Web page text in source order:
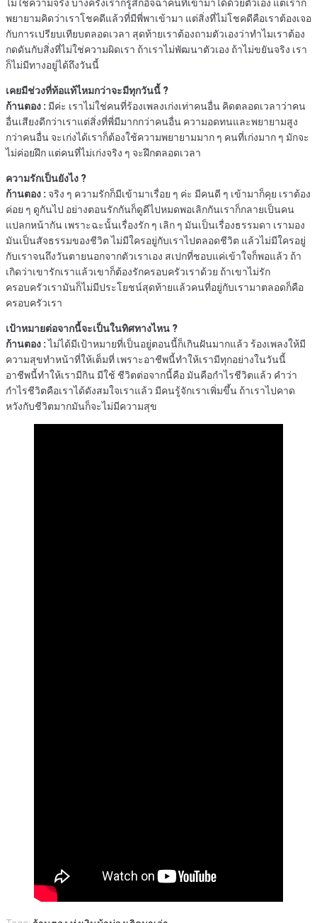
ไม่ใช่ความจริง บางครั้งเราก็รู้สึกอิจฉาคนที่เข้ามาได้ด้วยตัวเอง แต่เราก็
พยายามคิดว่าเราโชคดีแล้วที่มีพี่พาเข้ามา แต่สิ่งที่ไม่โชคดีคือเราต้องเจอ
กับการเปรียบเทียบตลอดเวลา สุดท้ายเราต้องถามตัวเองว่าทำไมเราต้อง
กดดันกับสิ่งที่ไม่ใช่ความผิดเรา ถ้าเราไม่พัฒนาตัวเอง ถ้าไม่ขยันจริง เรา
ก็ไม่มีทางอยู่ได้ถึงวันนี้
เคยมีช่วงที่ท้อแท้ไหมกว่าจะมีทุกวันนี้ ?
ก้านตอง : มีค่ะ เราไม่ใช่คนที่ร้องเพลงเก่งเท่าคนอื่น คิดตลอดเวลาว่าคน
อื่นเสียงดีกว่าเราแต่สิ่งที่พี่มีมากกว่าคนอื่น ความอดทนและพยายามสูง
กว่าคนอื่น จะเก่งได้เราก็ต้องใช้ความพยายามมาก ๆ คนที่เก่งมาก ๆ มักจะ
ไม่ค่อยฝึก แต่คนที่ไม่เก่งจริง ๆ จะฝึกตลอดเวลา
ความรักเป็นยังไง ?
ก้านตอง : จริง ๆ ความรักก็มีเข้ามาเรื่อย ๆ ค่ะ มีคนดี ๆ เข้ามาก็คุย เราต้อง
ค่อย ๆ ดูกันไป อย่างตอนรักกันก็ดูดีไปหมดพอเลิกกันเราก็กลายเป็นคน
แปลกหน้ากัน เพราะฉะนั้นเรื่องรัก ๆ เลิก ๆ มันเป็นเรื่องธรรมดา เรามอง
มันเป็นสัจธรรมของชีวิต ไม่มีใครอยู่กับเราไปตลอดชีวิต แล้วไม่มีใครอยู่
กับเราจนถึงวันตายนอกจากตัวเราเอง สเปกที่ชอบแค่เข้าใจก็พอแล้ว ถ้า
เกิดว่าเขารักเราแล้วเขาก็ต้องรักครอบครัวเราด้วย ถ้าเขาไม่รัก
ครอบครัวเรามันก็ไม่มีประโยชน์สุดท้ายแล้วคนที่อยู่กับเรามาตลอดก็คือ
ครอบครัวเรา
เป้าหมายต่อจากนี้จะเป็นในทิศทางไหน ?
ก้านตอง :ไม่ได้มีเป้าหมายที่เป็นอยู่ตอนนี้ก็เกินฝันมากแล้ว ร้องเพลงให้มี
ความสุขทำหน้าที่ให้เต็มที่ เพราะอาชีพนี้ทำให้เรามีทุกอย่างในวันนี้
อาชีพนี้ทำให้เรามีกิน มีใช้ ชีวิตต่อจากนี้คือ มันคือกำไรชีวิตแล้ว คำว่า
กำไรชีวิตคือเราได้ดังสมใจเราแล้ว มีคนรู้จักเราเพิ่มขึ้น ถ้าเราไปคาด
หวังกับชีวิตมากมันก็จะไม่มีความสุข